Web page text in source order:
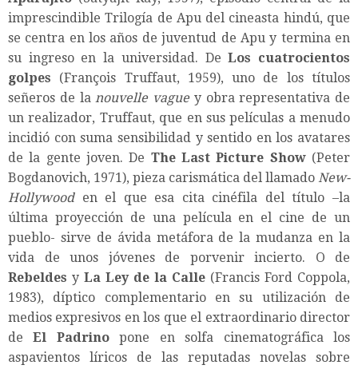
imprescindible Trilogía de Apu del cineasta hindú, que
se centra en los años de juventud de Apu y termina en
su ingreso en la universidad. DeLos cuatrocientos
golpes (François Truffaut, 1959), uno de los títulos
señeros de lanouvelle vaguey obra representativa de
un realizador, Truffaut, que en sus películas a menudo
incidió con suma sensibilidad y sentido en los avatares
de la gente joven. De The Last Picture Show (Peter
Bogdanovich, 1971), pieza carismática del llamado New-
Hollywooden el que esa cita cinéfila del título –la
última proyección de una película en el cine de un
pueblo- sirve de ávida metáfora de la mudanza en la
vida de unos jóvenes de porvenir incierto. O de
Rebeldes y La Ley de la Calle (Francis Ford Coppola,
1983), díptico complementario en su utilización de
medios expresivos en los que el extraordinario director
deEl Padrinopone en solfa cinematográfica los
aspavientos líricos de las reputadas novelas sobre